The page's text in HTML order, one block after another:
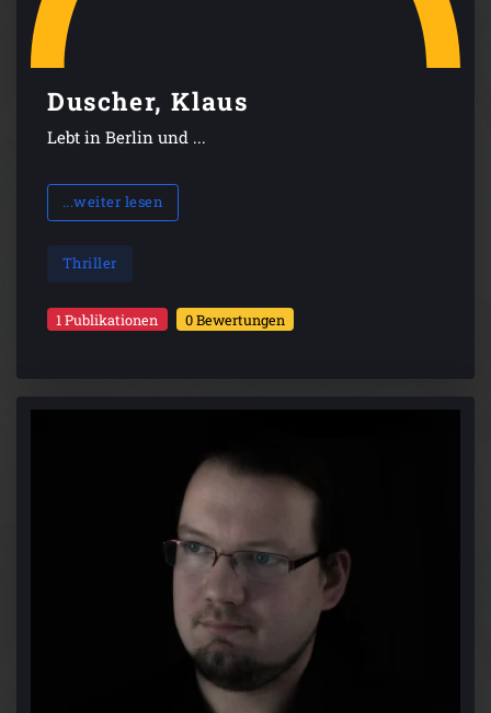
Duscher, Klaus
Lebt in Berlin und ...
...weiter lesen
Thriller
1 Publikationen 0 Bewertungen